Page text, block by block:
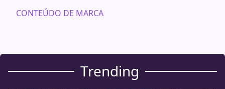
CONTEÚDO DE MARCA
Trending